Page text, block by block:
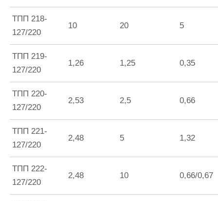
ТПП 218-
127/220
10 20 5
ТПП 219-
127/220
1,26 1,25 0,35
ТПП 220-
127/220
2,53 2,5 0,66
ТПП 221-
127/220
2,48 5 1,32
ТПП 222-
127/220
2,48 10 0,66/0,67